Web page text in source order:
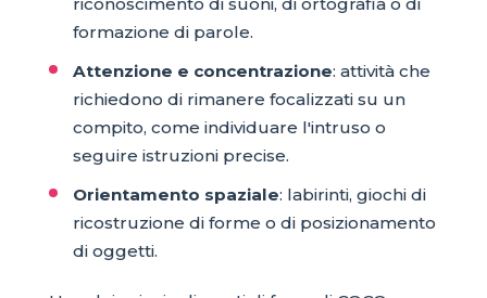
riconoscimento di suoni, di ortografia o di
formazione di parole.
Attenzione e concentrazione: attività che
richiedono di rimanere focalizzati su un
compito, come individuare l'intruso o
seguire istruzioni precise.
Orientamento spaziale: labirinti, giochi di
ricostruzione di forme o di posizionamento
di oggetti.